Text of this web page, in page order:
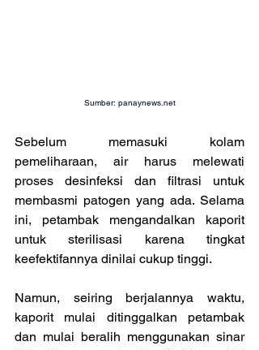
Sumber: panaynews.net
Sebelum memasuki kolam
pemeliharaan, air harus melewati
proses desinfeksi dan filtrasi untuk
membasmi patogen yang ada. Selama
ini, petambak mengandalkan kaporit
untuk sterilisasi karena tingkat
keefektifannya dinilai cukup tinggi.
Namun, seiring berjalannya waktu,
kaporit mulai ditinggalkan petambak
dan mulai beralih menggunakan sinar